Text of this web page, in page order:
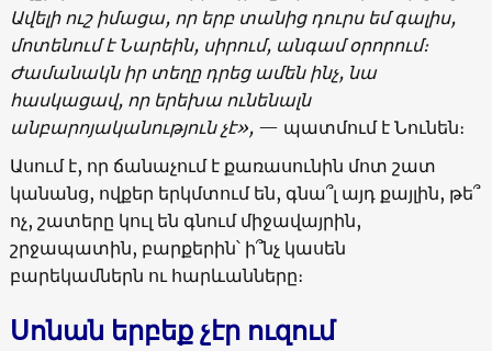
Ավելի ուշ իմացա, որ երբ տանից դուրս եմ գալիս,
մոտենում է Նարեին, սիրում, անգամ օրորում։
Ժամանակն իր տեղը դրեց ամեն ինչ, նա
հասկացավ, որ երեխա ունենալն
անբարոյականություն չէ», — պատմում է Նունեն։
Ասում է, որ ճանաչում է քառասունին մոտ շատ
կանանց, ովքեր երկմտում են, գնա՞լ այդ քայլին, թե՞
ոչ, շատերը կուլ են գնում միջավայրին,
շրջապատին, բարքերին՝ ի՞նչ կասեն
բարեկամներն ու հարևանները։
Սոնան երբեք չէր ուզում